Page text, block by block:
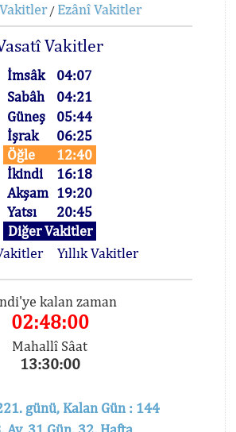
/ Ezânî Vakitler
Vakitler
İmsâk
04:07
Sabâh
04:21
Güneş
05:44
İşrak
06:25
Öğle
12:40
İkindi
16:18
Akşam 19:20
Yatsı
20:45
Diğer Vakitler
Yıllık Vakitler
kalan zaman
02:48:00
Mahallî Sâat
13:30:00
günü, Kalan Gün : 144